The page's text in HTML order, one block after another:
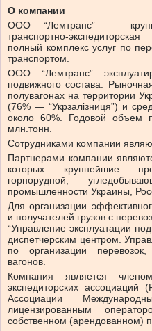
О компании
ООО “Лемтранс” —
транспортно-
полный комплекс услуг по
транспортом.
ООО “Лемтранс”
подвижного состава.
полувагонах на территории
(76% — “Укрзалізниця”) и
около 60%. Годовой объем
млн.тонн.
Сотрудниками компании
Партнерами компании
которых крупнейшие
горнорудной,
промышленности Украины,
Для организации
и получателей грузов с
“Управление эксплуатации
диспетчерским центром.
по организации
вагонов.
Компания является
экспедиторских ассоциаций
Ассоциации
лицензированным
собственном (арендованном)